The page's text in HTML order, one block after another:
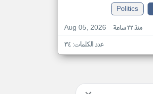
Politics
Aug 05, 2026
منذ ٢٣ ساعة
عدد الكلمات: ٣٤